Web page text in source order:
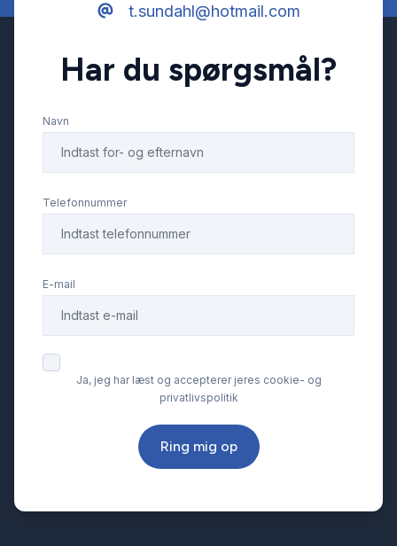
t.sundahl@hotmail.com
Har du spørgsmål?
Navn
Telefonnummer
E-mail
Ja, jeg har læst og accepterer jeres cookie- og
privatlivspolitik
Ring mig op